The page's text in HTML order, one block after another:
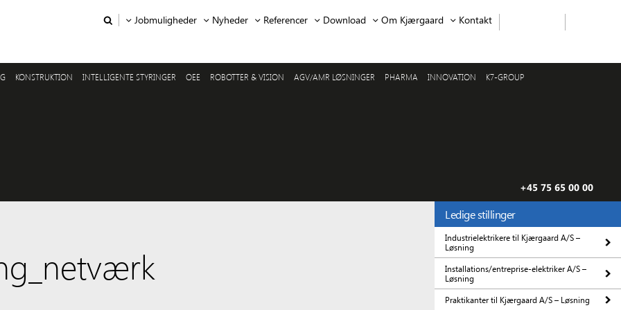
Jobmuligheder Nyheder Referencer Download Om Kjærgaard Kontakt
KONSTRUKTION INTELLIGENTE STYRINGER OEE ROBOTTER & VISION AGV/AMR LØSNINGER PHARMA INNOVATION K7-GROUP
+45 75 65 00 00
Ledige stillinger
Industrielektrikere til Kjærgaard A/S –
Løsning
Installations/entreprise-elektriker A/S –
Løsning
Praktikanter til Kjærgaard A/S – Løsning